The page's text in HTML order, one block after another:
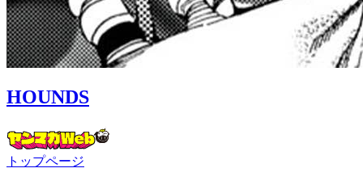
HOUNDS
トップページ